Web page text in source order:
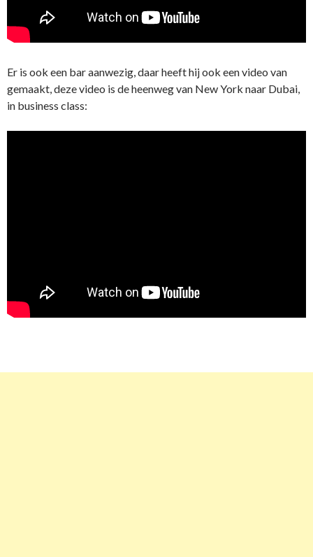
Er is ook een bar aanwezig, daar heeft hij ook een video van
gemaakt, deze video is de heenweg van New York naar Dubai,
in business class: